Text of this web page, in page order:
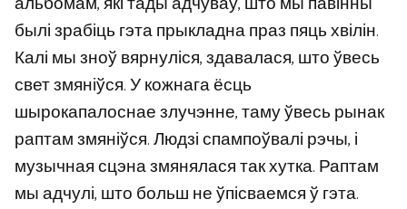
былі зрабіць гэта прыкладна праз пяць хвілін.
Калі мы зноў вярнуліся, здавалася, што ўвесь
свет змяніўся. У кожнага ёсць
шырокапалоснае злучэнне, таму ўвесь рынак
раптам змяніўся. Людзі спампоўвалі рэчы, і
музычная сцэна змянялася так хутка. Раптам
мы адчулі, што больш не ўпісваемся ў гэта.